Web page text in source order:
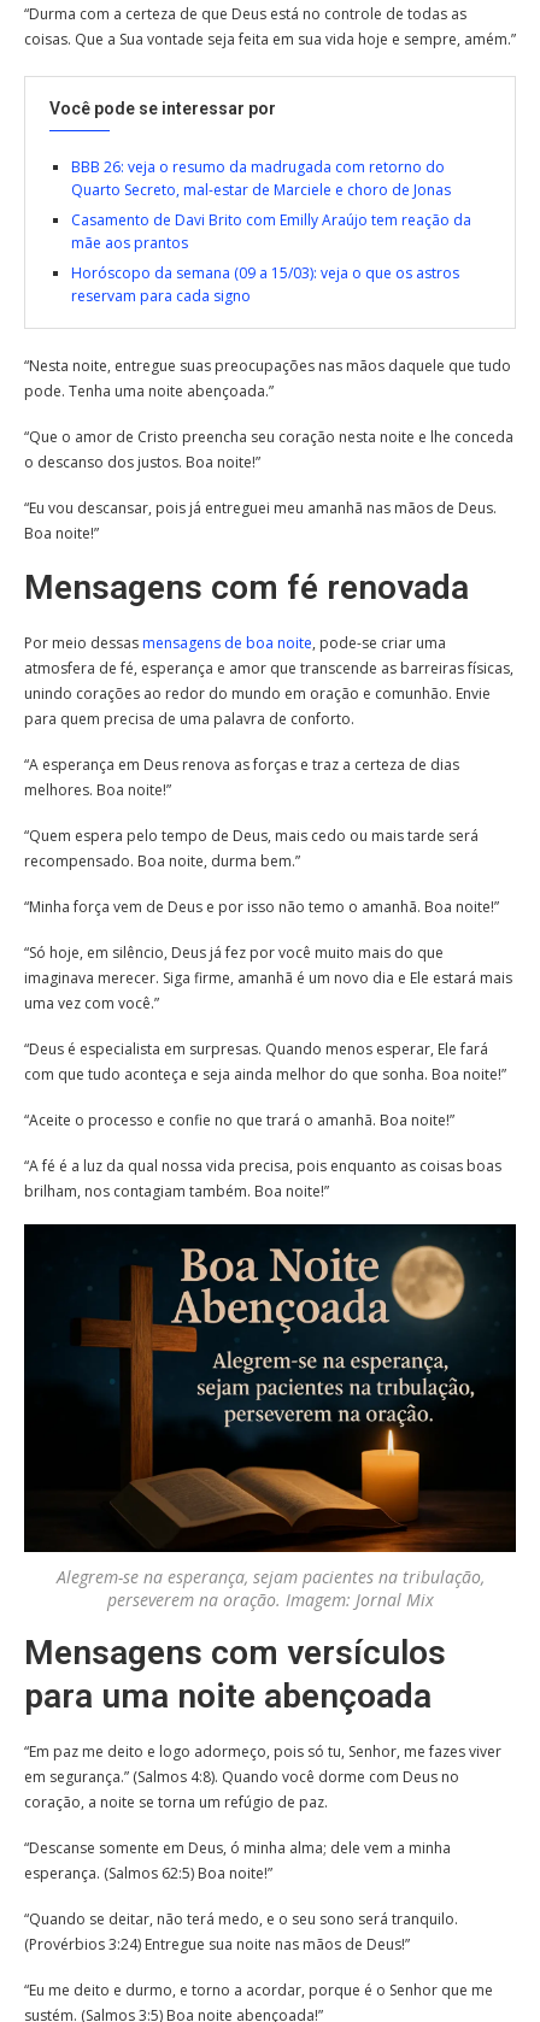
“Durma com a certeza de que Deus está no controle de todas as
coisas. Que a Sua vontade seja feita em sua vida hoje e sempre, amém.”
Você pode se interessar por
BBB 26: veja o resumo da madrugada com retorno do
Quarto Secreto, mal-estar de Marciele e choro de Jonas
Casamento de Davi Brito com Emilly Araújo tem reação da
mãe aos prantos
Horóscopo da semana (09 a 15/03): veja o que os astros
reservam para cada signo
“Nesta noite, entregue suas preocupações nas mãos daquele que tudo
pode. Tenha uma noite abençoada.”
“Que o amor de Cristo preencha seu coração nesta noite e lhe conceda
o descanso dos justos. Boa noite!”
“Eu vou descansar, pois já entreguei meu amanhã nas mãos de Deus.
Boa noite!”
Mensagens com fé renovada
Por meio dessasmensagens de boa noite, pode-se criar uma
atmosfera de fé, esperança e amor que transcende as barreiras físicas,
unindo corações ao redor do mundo em oração e comunhão. Envie
para quem precisa de uma palavra de conforto.
“A esperança em Deus renova as forças e traz a certeza de dias
melhores. Boa noite!”
“Quem espera pelo tempo de Deus, mais cedo ou mais tarde será
recompensado. Boa noite, durma bem.”
“Minha força vem de Deus e por isso não temo o amanhã. Boa noite!”
“Só hoje, em silêncio, Deus já fez por você muito mais do que
imaginava merecer. Siga firme, amanhã é um novo dia e Ele estará mais
uma vez com você.”
“Deus é especialista em surpresas. Quando menos esperar, Ele fará
com que tudo aconteça e seja ainda melhor do que sonha. Boa noite!”
“Aceite o processo e confie no que trará o amanhã. Boa noite!”
“A fé é a luz da qual nossa vida precisa, pois enquanto as coisas boas
brilham, nos contagiam também. Boa noite!”
Alegrem-se na esperança, sejam pacientes na tribulação,
perseverem na oração. Imagem: Jornal Mix
Mensagens com versículos
para uma noite abençoada
“Em paz me deito e logo adormeço, pois só tu, Senhor, me fazes viver
em segurança.” (Salmos 4:8). Quando você dorme com Deus no
coração, a noite se torna um refúgio de paz.
“Descanse somente em Deus, ó minha alma; dele vem a minha
esperança. (Salmos 62:5) Boa noite!”
“Quando se deitar, não terá medo, e o seu sono será tranquilo.
(Provérbios 3:24) Entregue sua noite nas mãos de Deus!”
“Eu me deito e durmo, e torno a acordar, porque é o Senhor que me
sustém. (Salmos 3:5) Boa noite abençoada!”